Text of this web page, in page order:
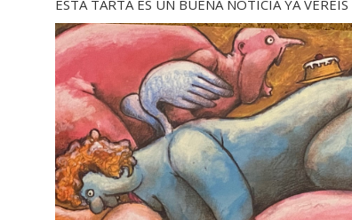
ESTA TARTA ES UN BUENA NOTICIA YA VEREIS